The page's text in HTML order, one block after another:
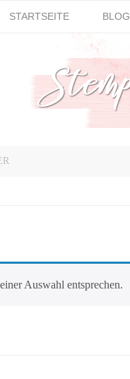
STARTSEITE BLOG
Auswahl entsprechen.